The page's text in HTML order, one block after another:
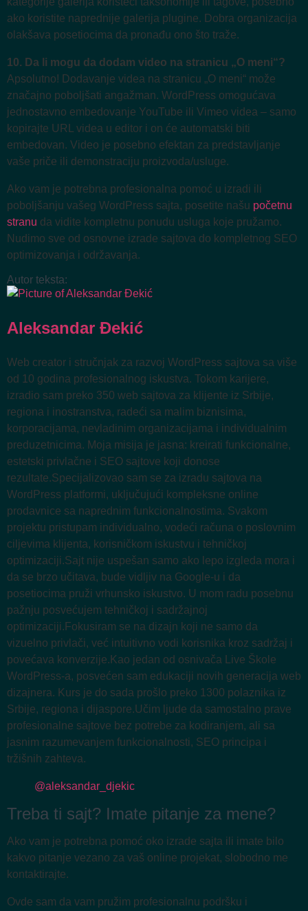
ako koristite naprednije galerija plugine. Dobra organizacija
olakšava posetiocima da pronađu ono što traže.
10. Da li mogu da dodam video na stranicu „O meni“?
Apsolutno! Dodavanje videa na stranicu „O meni“ može
značajno poboljšati angažman. WordPress omogućava
jednostavno embedovanje YouTube ili Vimeo videa – samo
kopirajte URL videa u editor i on će automatski biti
embedovan. Video je posebno efektan za predstavljanje
vaše priče ili demonstraciju proizvoda/usluge.
Ako vam je potrebna profesionalna pomoć u izradi ili
poboljšanju vašeg WordPress sajta, posetite našu početnu
stranu da vidite kompletnu ponudu usluga koje pružamo.
Nudimo sve od osnovne izrade sajtova do kompletnog SEO
optimizovanja i održavanja.
Autor teksta:
Aleksandar Đekić
Web creator i stručnjak za razvoj WordPress sajtova sa više
od 10 godina profesionalnog iskustva. Tokom karijere,
izradio sam preko 350 web sajtova za klijente iz Srbije,
regiona i inostranstva, radeći sa malim biznisima,
korporacijama, nevladinim organizacijama i individualnim
preduzetnicima. Moja misija je jasna: kreirati funkcionalne,
estetski privlačne i SEO sajtove koji donose
rezultate.Specijalizovao sam se za izradu sajtova na
WordPress platformi, uključujući kompleksne online
prodavnice sa naprednim funkcionalnostima. Svakom
projektu pristupam individualno, vodeći računa o poslovnim
ciljevima klijenta, korisničkom iskustvu i tehničkoj
optimizaciji.Sajt nije uspešan samo ako lepo izgleda mora i
da se brzo učitava, bude vidljiv na Google-u i da
posetiocima pruži vrhunsko iskustvo. U mom radu posebnu
pažnju posvećujem tehničkoj i sadržajnoj
optimizaciji.Fokusiram se na dizajn koji ne samo da
vizuelno privlači, već intuitivno vodi korisnika kroz sadržaj i
povećava konverzije.Kao jedan od osnivača Live Škole
WordPress-a, posvećen sam edukaciji novih generacija web
dizajnera. Kurs je do sada prošlo preko 1300 polaznika iz
Srbije, regiona i dijaspore.Učim ljude da samostalno prave
profesionalne sajtove bez potrebe za kodiranjem, ali sa
jasnim razumevanjem funkcionalnosti, SEO principa i
tržišnih zahteva.
@aleksandar_djekic
Treba ti sajt? Imate pitanje za mene?
Ako vam je potrebna pomoć oko izrade sajta ili imate bilo
kakvo pitanje vezano za vaš online projekat, slobodno me
kontaktirajte.
Ovde sam da vam pružim profesionalnu podršku i